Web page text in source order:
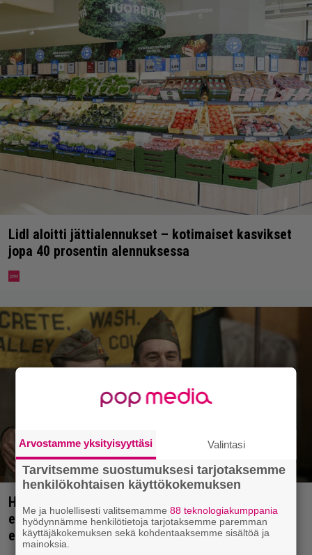
Lidl aloitti jättialennukset – kotimaiset kasvikset
jopa 40 prosentin alennuksessa
Huippuleffa suoratoistossa: DiCaprion
ensimmäinen päärooli – ja Tobey Maguiren
ensimmäinen elokuvaesiintyminen
Arvostamme yksityisyyttäsi Valintasi
Tarvitsemme suostumuksesi tarjotaksemme
henkilökohtaisen käyttökokemuksen
Me ja huolellisesti valitsemamme88 teknologiakumppania
hyödynnämme henkilötietoja tarjotaksemme paremman
käyttäjäkokemuksen sekä kohdentaaksemme sisältöä ja
mainoksia.